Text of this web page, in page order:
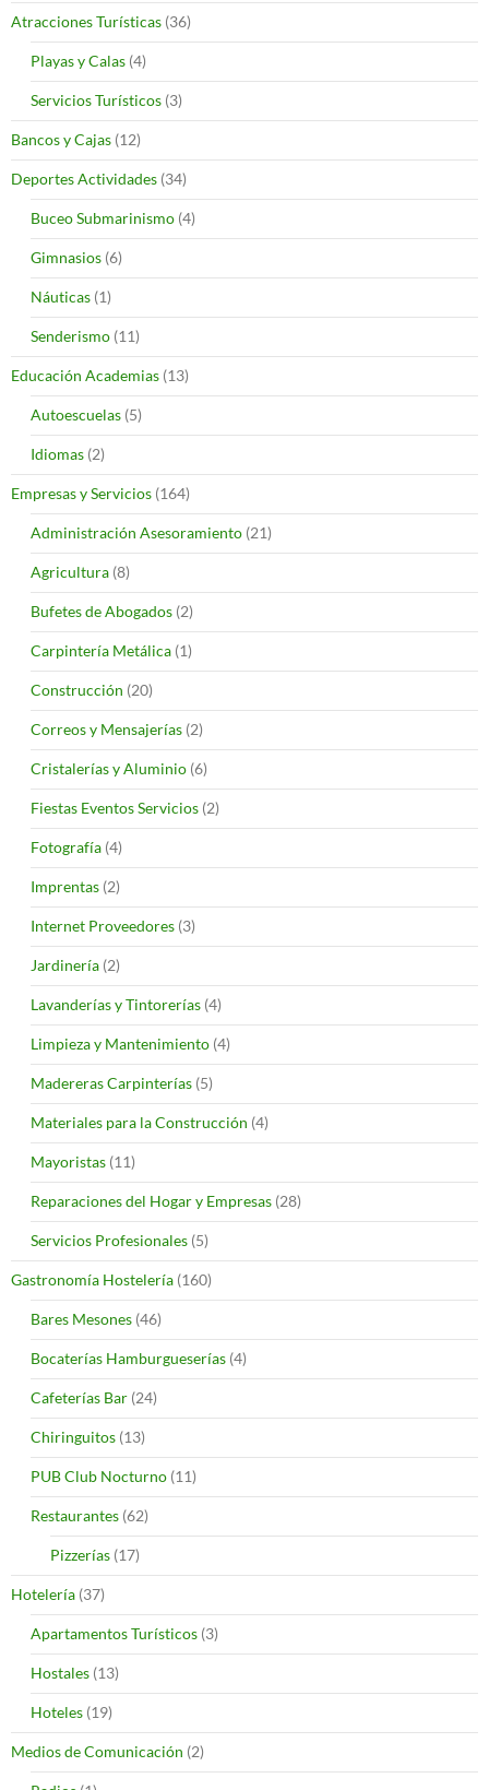
Atracciones Turísticas (36)
Playas y Calas (4)
Servicios Turísticos (3)
Bancos y Cajas (12)
Deportes Actividades (34)
Buceo Submarinismo (4)
Gimnasios (6)
Náuticas (1)
Senderismo (11)
Educación Academias (13)
Autoescuelas (5)
Idiomas (2)
Empresas y Servicios (164)
Administración Asesoramiento (21)
Agricultura (8)
Bufetes de Abogados (2)
Carpintería Metálica (1)
Construcción (20)
Correos y Mensajerías (2)
Cristalerías y Aluminio (6)
Fiestas Eventos Servicios (2)
Fotografía (4)
Imprentas (2)
Internet Proveedores (3)
Jardinería (2)
Lavanderías y Tintorerías (4)
Limpieza y Mantenimiento (4)
Madereras Carpinterías (5)
Materiales para la Construcción (4)
Mayoristas (11)
Reparaciones del Hogar y Empresas (28)
Servicios Profesionales (5)
Gastronomía Hostelería (160)
Bares Mesones (46)
Bocaterías Hamburgueserías (4)
Cafeterías Bar (24)
Chiringuitos (13)
PUB Club Nocturno (11)
Restaurantes (62)
Pizzerías (17)
Hotelería (37)
Apartamentos Turísticos (3)
Hostales (13)
Hoteles (19)
Medios de Comunicación (2)